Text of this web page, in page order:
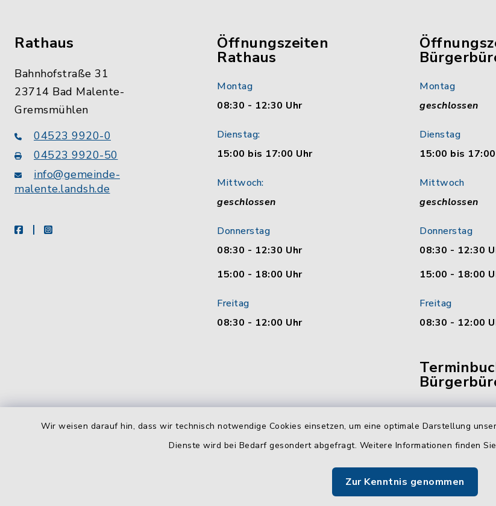
Wir weisen darauf hin, dass wir technisch notwendige Cookies einsetzen, um eine optimale Darstellung
Dienste wird bei Bedarf gesondert abgefragt. Weitere Informationen finden
Zur Kenntnis genommen
Rathaus
Bahnhofstraße 31
23714 Bad Malente-
Gremsmühlen
04523 9920-0
04523 9920-50
info@gemeinde-
malente.landsh.de
facebookinstagram
Öffnungszeiten
Rathaus
Montag
08:30 - 12:30 Uhr
Dienstag:
15:00 bis 17:00 Uhr
Mittwoch:
geschlossen
Donnerstag
08:30 - 12:30 Uhr
15:00 - 18:00 Uhr
Freitag
08:30 - 12:00 Uhr
Montag
geschlossen
Dienstag
15:00 bis
Mittwoch
geschlossen
Donnerstag
08:30 - 12:30
15:00 - 18:00
Freitag
08:30 - 12:00
Vereinbaren
online Ihren
Bürgerbüro
Jetzt